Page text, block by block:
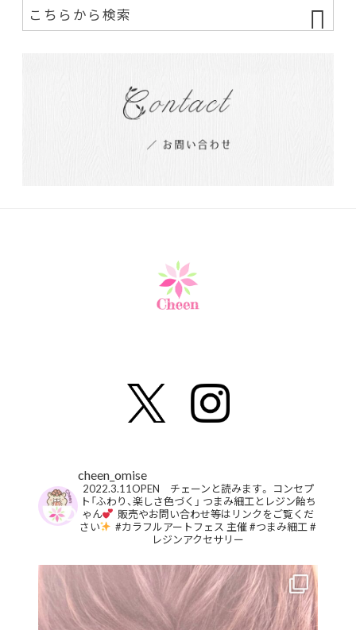
cheen_omise
2022.3.11OPEN チェーンと読みます。 コンセプ
ト「ふわり、楽しさ色づく」 つまみ細工とレジン飴ち
ゃん
販売やお問い合わせ等はリンクをご覧くだ
さい
#カラフルアートフェス 主催#つまみ細工 #
レジンアクセサリー